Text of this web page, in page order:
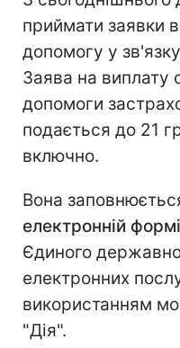
приймати заявки
допомогу у
Заява на виплату
допомоги
подається до 21
включно.
Вона
електронній формі
Єдиного
електронних
використанням
"Дія".